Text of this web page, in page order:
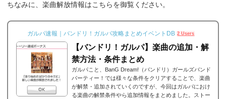
ちなみに、楽曲解放情報はこちらを御覧ください。
ガルパ速報｜バンドリ！ガルパ攻略まとめイベントDB 2 Users
【バンドリ！ガルパ】楽曲の追加・解
禁方法・条件まとめ
ガルパこと、BanG Dream!（バンドリ）ガールズバンド
パーティー！では様々な条件をクリアすることで、楽曲
が解禁・追加されていくのですが、今回はガルパにおけ
る楽曲の解禁条件やら追加情報をまとめました。ストー